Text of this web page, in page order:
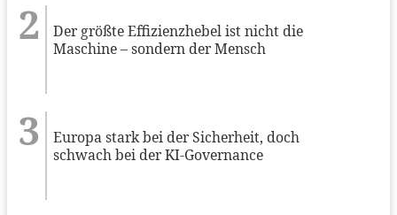
Der größte Effizienzhebel ist nicht die
Maschine – sondern der Mensch
Europa stark bei der Sicherheit, doch
schwach bei der KI-Governance